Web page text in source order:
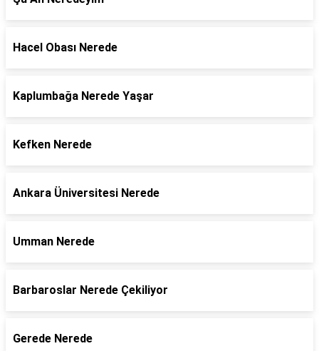
Hacel Obası Nerede
Kaplumbağa Nerede Yaşar
Kefken Nerede
Ankara Üniversitesi Nerede
Umman Nerede
Barbaroslar Nerede Çekiliyor
Gerede Nerede